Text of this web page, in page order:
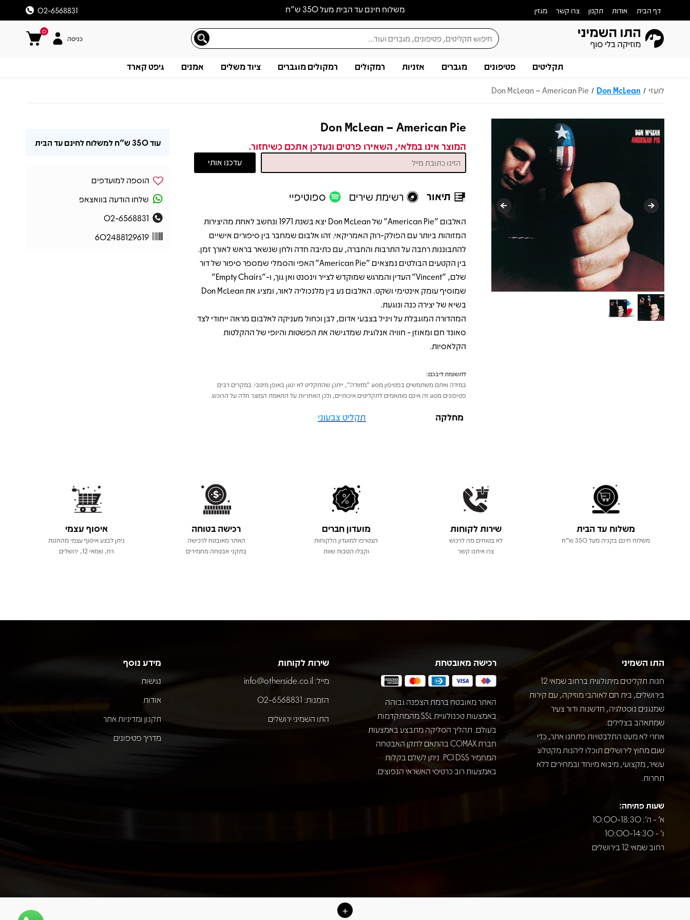
משלוח חינם עד הבית מעל 350 ש״ח דף הבית אודות תקנון צרו קשר מגזין 02-6568831
0
כניסה
תקליטים פטיפונים מגברים אזניות רמקולים רמקולים מוגברים ציוד משלים אמנים גיפט קארד
לועזי /
Don McLean
/
Don McLean – American Pie
Don McLean – American Pie
המוצר אינו במלאי, השאירו פרטים ונעדכן אתכם כשיחזור.
תיאור רשימת שירים ספוטיפיי
תיאור
האלבום "American Pie" של Don McLean יצא בשנת 1971 ונחשב לאחת מהיצירות
המזוהות ביותר עם הפולק-רוק האמריקאי. זהו אלבום שמחבר בין סיפורים אישיים
להתבוננות רחבה על התרבות והחברה, עם כתיבה חדה ולחן שנשאר בראש לאורך זמן.
בין הקטעים הבולטים נמצאים "American Pie" האפי והסמלי שמספר סיפור של דור
שלם, "Vincent" העדין והמרגש שמוקדש לצייר וינסנט ואן גוך, ו-"Empty Chairs"
שמוסיף עומק אינטימי ושקט. האלבום נע בין מלנכוליה לאור, ומציג את Don McLean
בשיא של יצירה כנה ונוגעת.
המהדורה המוגבלת על ויניל בצבעי אדום, לבן וכחול מעניקה לאלבום מראה ייחודי לצד
סאונד חם ומאוזן - חוויה אנלוגית שמדגישה את הפשטות והיופי של ההקלטות
הקלאסיות.
לתשומת ליבכם:
במידה ואתם משתמשים בפטיפון מסוג "מזוודה", ייתכן שהתקליט לא ינוגן באופן מיטבי. במקרים רבים
פטיפונים מסוג זה אינם מותאמים לתקליטים איכותיים, ולכן האחריות על התאמת המוצר חלה על הרוכש.
מחלקה תקליט צבעוני
עוד350 ש"ח למשלוח לחינם עד הבית
הוספה למועדפים
שלחו הודעה בוואצאפ
02-6568831
602488129619
משלוח עד הבית
משלוח חינם בקניה מעל 350 ש"ח
שירות לקוחות
לא בטוחים מה לרכוש
צרו איתנו קשר
מועדון חברים
הצטרפו למועדון הלקוחות
וקבלו הטבות שוות
רכישה בטוחה
האתר מאובטח לרכישה
בתקני אבטחה מחמירים
איסוף עצמי
ניתן לבצע איסוף עצמי מהחנות
רח, שמאי 12, ירושלים
התו השמיני
חנות תקליטים מיתולוגית ברחוב שמאי 12
בירושלים, בית חם לאוהבי מוזיקה, עם קירות
שמנגנים נוסטלגיה, חדשנות ודור צעיר
שמתאהב בצלילים.
אחרי לא מעט התלבטויות פתחנו אתר, כדי
שגם מחוץ לירושלים תוכלו ליהנות מקטלוג
עשיר, מקצועי, מיבוא מיוחד ובמחירים ללא
תחרות.
שעות פתיחה:
א' - ה': 10:00-18:30
ו' - 10:00-14:30
רחוב שמאי 12 בירושלים
רכישה מאובטחת
האתר מאובטח ברמת הצפנה גבוהה
באמצעות טכנולוגיית SSL מהמתקדמות
בעולם. תהליך הסליקה מתבצע באמצעות
חברת COMAX בהתאם לתקן האבטחה
המחמיר PCI DSS. ניתן לשלם בקלות
באמצעות רוב כרטיסי האשראי הנפוצים.
שירות לקוחות
מייל: info@otherside.co.il
הזמנות: 02-6568831
התו השמיני ירושלים
מידע נוסף
נגישות
אודות
תקנון ומדיניות אתר
מדריך פטיפונים